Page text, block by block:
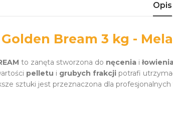
Opis
Bream 3 kg -
to zanęta stworzona do nęcenia i
pelletu i grubych frakcji potrafi
sztuki jest przeznaczona dla